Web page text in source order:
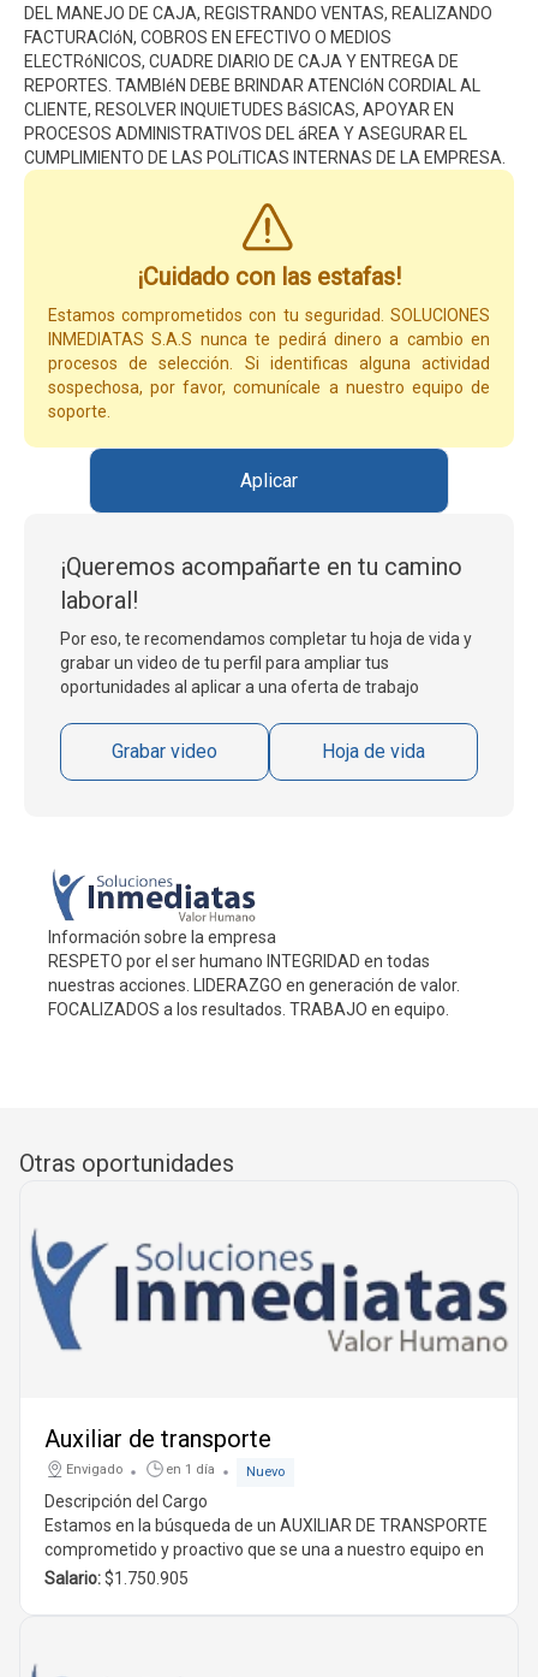
DEL MANEJO DE CAJA, REGISTRANDO VENTAS, REALIZANDO
FACTURACIóN, COBROS EN EFECTIVO O MEDIOS
ELECTRóNICOS, CUADRE DIARIO DE CAJA Y ENTREGA DE
REPORTES. TAMBIéN DEBE BRINDAR ATENCIóN CORDIAL AL
CLIENTE, RESOLVER INQUIETUDES BáSICAS, APOYAR EN
PROCESOS ADMINISTRATIVOS DEL áREA Y ASEGURAR EL
CUMPLIMIENTO DE LAS POLíTICAS INTERNAS DE LA EMPRESA.
¡Cuidado con las estafas!
Estamos comprometidos con tu seguridad. SOLUCIONES
INMEDIATAS S.A.S nunca te pedirá dinero a cambio en
procesos de selección. Si identificas alguna actividad
sospechosa, por favor, comunícale a nuestro equipo de
soporte.
Aplicar
¡Queremos acompañarte en tu camino
laboral!
Por eso, te recomendamos completar tu hoja de vida y
grabar un video de tu perfil para ampliar tus
oportunidades al aplicar a una oferta de trabajo
Grabar video Hoja de vida
Información sobre la empresa
RESPETO por el ser humano INTEGRIDAD en todas
nuestras acciones. LIDERAZGO en generación de valor.
FOCALIZADOS a los resultados. TRABAJO en equipo.
Otras oportunidades
Auxiliar de transporte
Envigado en 1 día Nuevo
Descripción del Cargo
Estamos en la búsqueda de un AUXILIAR DE TRANSPORTE
comprometido y proactivo que se una a nuestro equipo en
Antioquia, Envigado
Salario:$1.750.905